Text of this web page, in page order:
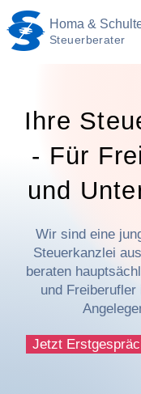
Homa &
Steuerberater
Ihre
- Für
und
Wir sind eine
Steuerkanzlei
beraten
und
Jetzt